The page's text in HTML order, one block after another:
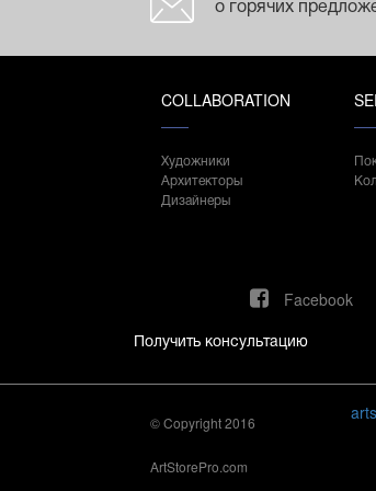
COLLABORATION
Художники
Архитекторы
Дизайнеры
Facebook
Получить консультацию
© Copyright 2016
ArtStorePro.com